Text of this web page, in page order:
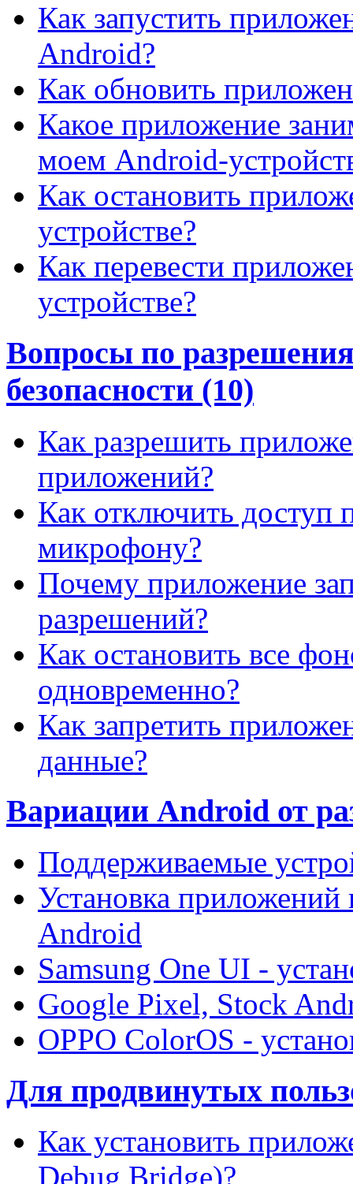
Как запустить
Android?
Как обновить
Какое приложение
моем Android-
Как остановить
устройстве?
Как перевести
устройстве?
Вопросы по
безопасности (10)
Как разрешить
приложений?
Как отключить доступ
микрофону?
Почему приложение
разрешений?
Как остановить все
одновременно?
Как запретить
данные?
Вариации Android от
Поддерживаемые
Установка приложений
Android
Samsung One UI -
Google Pixel, Stock
OPPO ColorOS -
Для продвинутых
Как установить
Debug Bridge)?